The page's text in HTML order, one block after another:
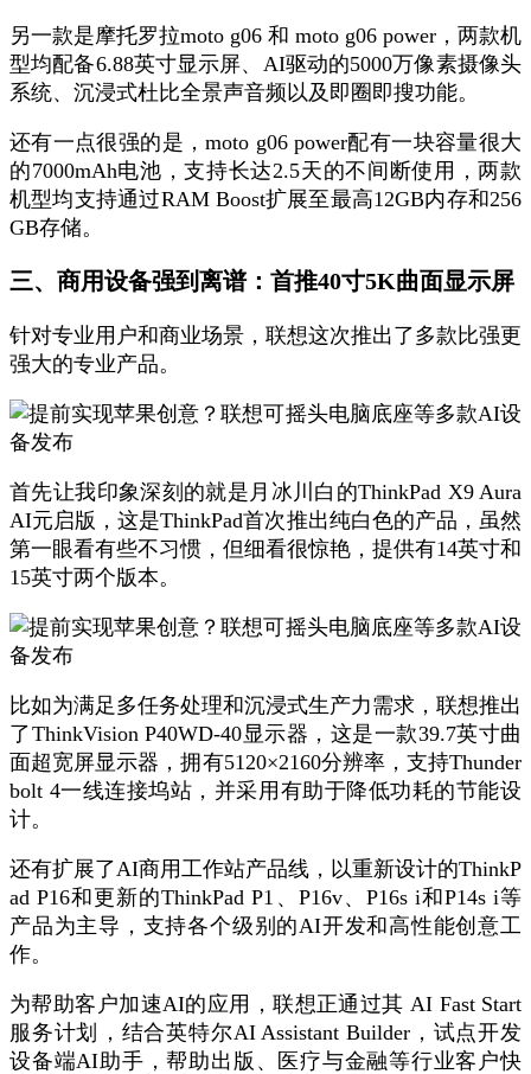
另一款是摩托罗拉moto g06​​ 和 ​​moto g06 power​​，两款机
型均配备6.88英寸显示屏、AI驱动的5000万像素摄像头
系统、沉浸式杜比全景声音频以及即圈即搜功能。
还有一点很强的是，moto g06 power配有一块容量很大
的7000mAh电池，支持长达2.5天的不间断使用，两款
机型均支持通过RAM Boost扩展至最高12GB内存和256
GB存储。
三、商用设备强到离谱：首推40寸5K曲面显示屏
针对专业用户和商业场景，联想这次推出了多款比强更
强大的专业产品。
首先让我印象深刻的就是月冰川白的ThinkPad X9 Aura
AI元启版，这是ThinkPad首次推出纯白色的产品，虽然
第一眼看有些不习惯，但细看很惊艳，提供有14英寸和
15英寸两个版本。
比如为满足多任务处理和沉浸式生产力需求，联想推出
了ThinkVision P40WD-40​​显示器，这是一款39.7英寸曲
面超宽屏显示器，拥有5120×2160分辨率，支持Thunder
bolt 4一线连接坞站，并采用有助于降低功耗的节能设
计。
还有扩展了AI商用工作站产品线，以重新设计的ThinkP
ad P16和更新的ThinkPad P1、P16v、P16s i和P14s i等
产品为主导，支持各个级别的AI开发和高性能创意工
作。
为帮助客户加速AI的应用，联想正通过其 ​​AI Fast Start
服务计划​​，结合英特尔AI Assistant Builder，试点开发
设备端AI助手，帮助出版、医疗与金融等行业客户快